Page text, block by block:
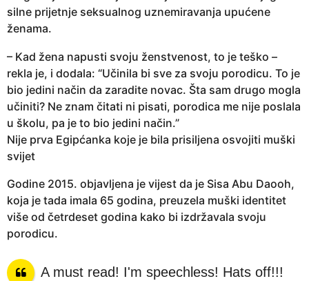
silne prijetnje seksualnog uznemiravanja upućene
ženama.
– Kad žena napusti svoju ženstvenost, to je teško –
rekla je, i dodala: “Učinila bi sve za svoju porodicu. To je
bio jedini način da zaradite novac. Šta sam drugo mogla
učiniti? Ne znam čitati ni pisati, porodica me nije poslala
u školu, pa je to bio jedini način.”
Nije prva Egipćanka koje je bila prisiljena osvojiti muški
svijet
Godine 2015. objavljena je vijest da je Sisa Abu Daooh,
koja je tada imala 65 godina, preuzela muški identitet
više od četrdeset godina kako bi izdržavala svoju
porodicu.
A must read! I'm speechless! Hats off!!!